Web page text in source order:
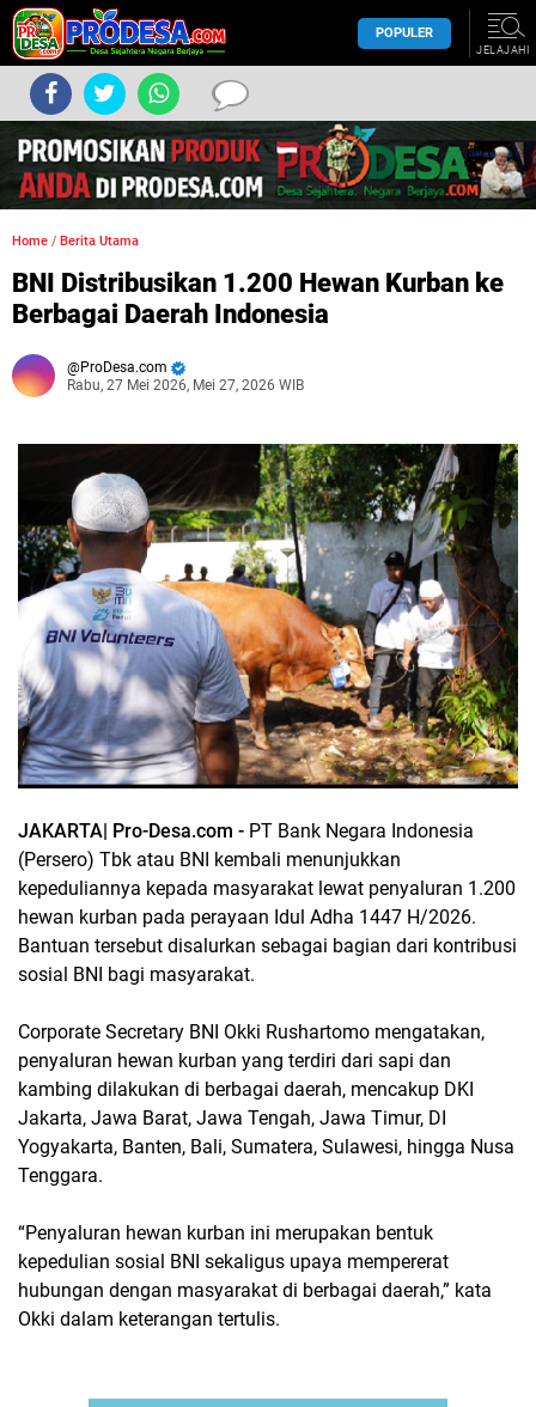
POPULER
JELAJAHI
Home / Berita Utama
BNI Distribusikan 1.200 Hewan Kurban ke
Berbagai Daerah Indonesia
ProDesa.com
Rabu, 27 Mei 2026, Mei 27, 2026 WIB
JAKARTA| Pro-Desa.com - PT Bank Negara Indonesia
(Persero) Tbk atau BNI kembali menunjukkan
kepeduliannya kepada masyarakat lewat penyaluran 1.200
hewan kurban pada perayaan Idul Adha 1447 H/2026.
Bantuan tersebut disalurkan sebagai bagian dari kontribusi
sosial BNI bagi masyarakat.
Corporate Secretary BNI Okki Rushartomo mengatakan,
penyaluran hewan kurban yang terdiri dari sapi dan
kambing dilakukan di berbagai daerah, mencakup DKI
Jakarta, Jawa Barat, Jawa Tengah, Jawa Timur, DI
Yogyakarta, Banten, Bali, Sumatera, Sulawesi, hingga Nusa
Tenggara.
“Penyaluran hewan kurban ini merupakan bentuk
kepedulian sosial BNI sekaligus upaya mempererat
hubungan dengan masyarakat di berbagai daerah,” kata
Okki dalam keterangan tertulis.